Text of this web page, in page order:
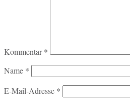
Kommentar*
Name *
E-Mail-Adresse *